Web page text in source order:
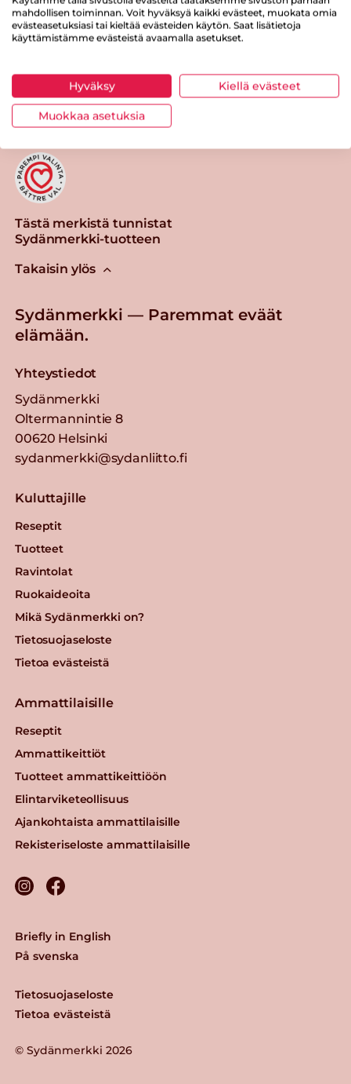
Tulosta sivu Jaa tuote
Tästä merkistä tunnistat
Sydänmerkki-tuotteen
Takaisin ylös
Sydänmerkki — Paremmat eväät
elämään.
Yhteystiedot
Sydänmerkki
Oltermannintie 8
00620 Helsinki
sydanmerkki@sydanliitto.fi
Kuluttajille
Reseptit
Tuotteet
Ravintolat
Ruokaideoita
Mikä Sydänmerkki on?
Tietosuojaseloste
Tietoa evästeistä
Ammattilaisille
Reseptit
Ammattikeittiöt
Tuotteet ammattikeittiöön
Elintarviketeollisuus
Ajankohtaista ammattilaisille
Rekisteriseloste ammattilaisille
© Sydänmerkki 2026
Tietosuojaseloste
Tietoa evästeistä
Briefly in English
På svenska
mahdollisen toiminnan. Voit hyväksyä kaikki evästeet, muokata omia
evästeasetuksiasi tai kieltää evästeiden käytön. Saat lisätietoja
käyttämistämme evästeistä avaamalla asetukset.
Hyväksy Kiellä evästeet
Muokkaa asetuksia